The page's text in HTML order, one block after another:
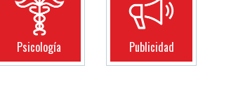
Psicología Publicidad